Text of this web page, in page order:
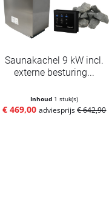
Saunakachel 9 kW incl.
externe besturing...
Inhoud 1 stuk(s)
€ 469,00 adviesprijs€ 642,90